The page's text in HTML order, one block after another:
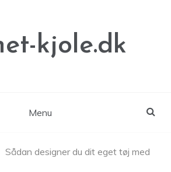
kjole.dk
Menu
Sådan designer du dit eget tøj med